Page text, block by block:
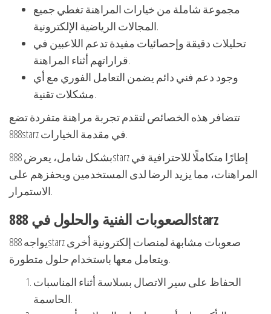
مجموعة شاملة من خيارات المراهنة تغطي جميع
المجالات الرياضية الإلكترونية.
تحليلات دقيقة وإحصائيات مفيدة تدعم اللاعبين في
قراراتهم أثناء المراهنة.
وجود دعم فني دائم يضمن التعامل الفوري مع أي
مشكلات تقنية.
تتضافر هذه الخصائص لتقدم تجربة مراهنة متفردة تضع
888starz في مقدمة الخيارات.
بشكل شامل، يعرض 888starz إطارًا متكاملًا للاحترافية في
المراهنات، مما يزيد الرضا لدى المستخدمين ويحفزهم على
الاستمرار.
الصعوبات الفنية والحلول في 888starz
يواجه 888starz صعوبات مشابهة لمنصات إلكترونية أخرى
ويتعامل معها باستخدام حلول متطورة.
الحفاظ على سير الاتصال بسلاسة أثناء المناسبات
الحاسمة.